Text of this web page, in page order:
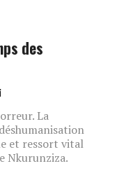
des
La
et ressort vital
Nkurunziza.